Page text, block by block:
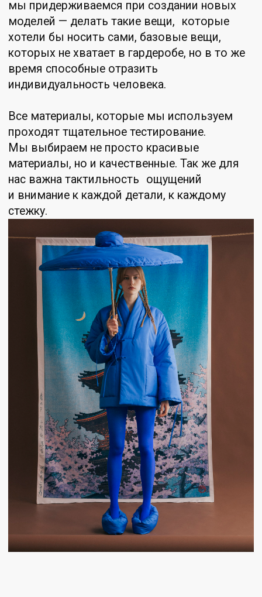
Помните, что изделия ручной работы
Соблюдая простые правила,
любимая вещь прослужит вам не
один сезон.
РЕКОМЕНДАЦИИ
ПО УХОДУ
ЗА ОДЕЖДОЙ
ОПЛАТА,
ДОСТАВКА,
ВОЗВРАТ
Приступаем к работе после
предоплаты 100%.
После того, как изделие будет готово
мы отправляем вам фото.
Отправка службой СДЭК, почта России,
оплачивается либо при получении, либо